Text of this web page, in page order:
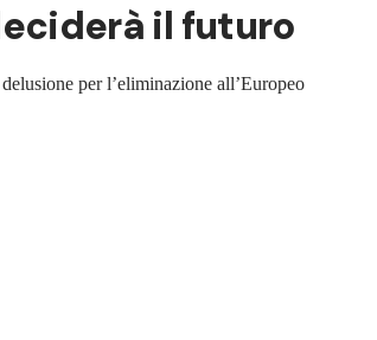
il futuro
per l’eliminazione all’Europeo